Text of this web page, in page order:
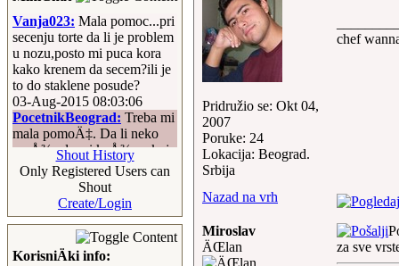
Vanja023: Mala pomoc...pri
secenju torte da li je problem
u nozu,posto mi puca kora
kako krenem da secem?ili je
to do staklene posude?
03-Aug-2015 08:03:06
PocetnikBeograd: Treba mi
mala pomoÄ‡. Da li neko
moÅ¾e da mi kaÅ¾e u koje
paste se stavlja
tomato/paradajz, a u koje
paste NE IDE
tomato/paradajz? TakoÄ‘e
me zanima u koje paste se
stavljaju Pesto i Besamel, a u
koje paste se ne stavljaju
Shout History
Only Registered Users can
Shout
Create/Login
KorisniÄki info:
Pridružio se: Okt 04,
2007
Poruke: 24
Lokacija: Beograd.
Srbija
chef
Nazad na vrh
Miroslav
ÄŒlan
za sve